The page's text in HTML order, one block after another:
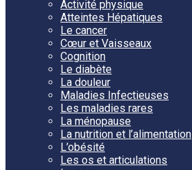
Activité physique
Atteintes Hépatiques
Le cancer
Cœur et Vaisseaux
Cognition
Le diabète
La douleur
Maladies Infectieuses
Les maladies rares
La ménopause
La nutrition et l’alimentation
L’obésité
Les os et articulations